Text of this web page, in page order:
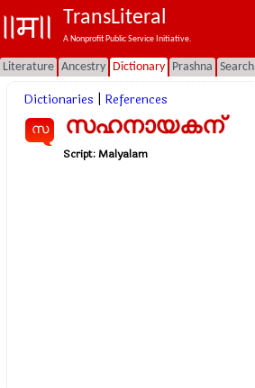
TransLiteral
A Nonprofit Public Service Initiative.
Literature Ancestry Dictionary Prashna Search
Dictionaries References
സ സഹനായകന്
Script:Malyalam